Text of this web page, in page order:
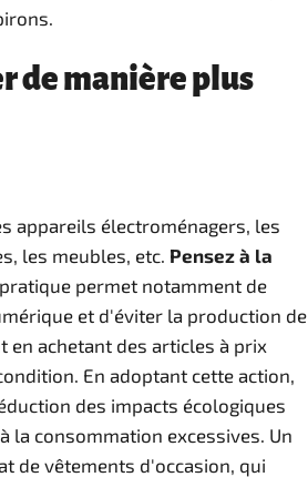
de manière plus
appareils électroménagers, les
les meubles, etc. Pensez à la
permet notamment de
et d'éviter la production de
en achetant des articles à prix
En adoptant cette action,
des impacts écologiques
la consommation excessives. Un
de vêtements d'occasion, qui